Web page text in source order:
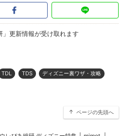
」更新情報が受け取れます
TDL TDS ディズニー裏ワザ・攻略
ページの先頭へ